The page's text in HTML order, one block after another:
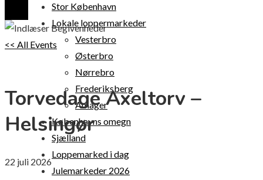
Stor København
Lokale loppermarkeder
Vesterbro
Østerbro
Nørrebro
Frederiksberg
Amager
Københavns omegn
Sjælland
Loppemarked i dag
Julemarkeder 2026
<< All Events
Torvedage Axeltorv –
Helsingør
22 juli 2026